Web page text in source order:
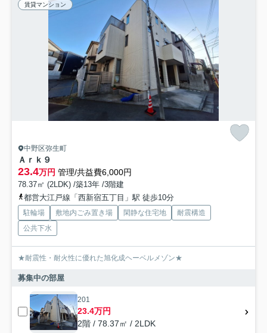
賃貸マンション
中野区弥生町
Ａｒｋ９
23.4万円 管理/共益費6,000円
78.37㎡ (2LDK) /築13年 /3階建
都営大江戸線「西新宿五丁目」駅 徒歩10分
駐輪場 敷地内ごみ置き場 閑静な住宅地
耐震構造
公共下水
★耐震性・耐火性に優れた旭化成ヘーベルメゾン★
募集中の部屋
201
23.4万円
2階 / 78.37㎡ / 2LDK